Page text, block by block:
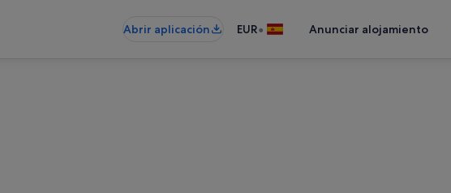
Abrir aplicación EUR• Anunciar alojamiento